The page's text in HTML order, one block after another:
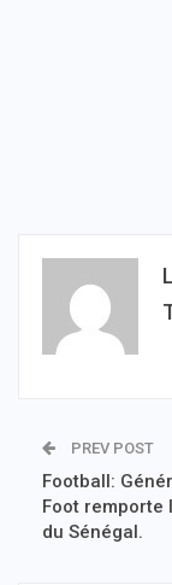
PREV POST
Football:
Foot remporte
du Sénégal.